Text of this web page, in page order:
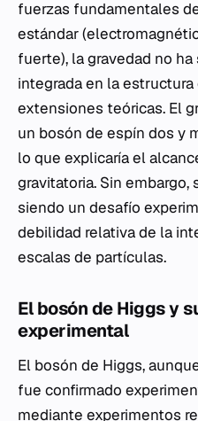
fuerzas fundamentales
estándar
fuerte), la gravedad no
integrada en la
extensiones teóricas. El
un bosón de espín dos y
lo que explicaría el
gravitatoria. Sin
siendo un desafío
debilidad relativa de la
escalas de partículas.
El bosón de Higgs y
experimental
El bosón de Higgs,
fue confirmado
mediante experimentos